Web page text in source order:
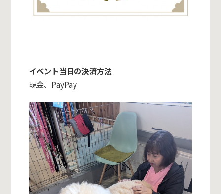
イベント当日の決済方法
現金、PayPay